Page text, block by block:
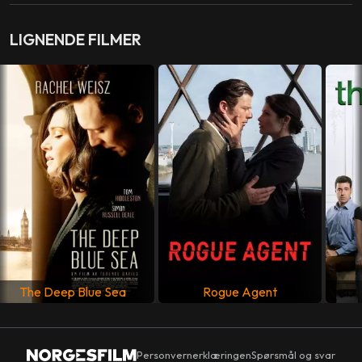
Storbritannia
SPRÅK
Engelsk
LIGNENDE FILMER
The Deep Blue Sea Rogue Agent
PersonvernerklæringenSpørsmål og svar